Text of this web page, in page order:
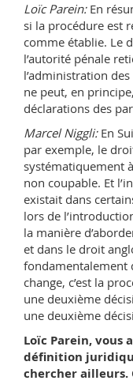
Loïc Parein:En
si la procédure est
comme établie. Le
l’autorité pénale
l’administration
ne peut, en
déclarations des
Marcel Niggli: En
par exemple, le
systématiquement à
non coupable. Et
existait dans
lors de
la manière
et dans le droit
fondamentalement
change, c’est la
une deuxième
une deuxième
Loïc Parein, vous
définition
chercher ailleurs.